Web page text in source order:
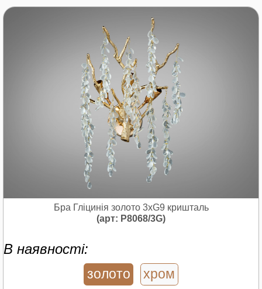
Бра Гліцинія золото 3xG9 кришталь
(арт: P8068/3G)
В наявності:
золото хром